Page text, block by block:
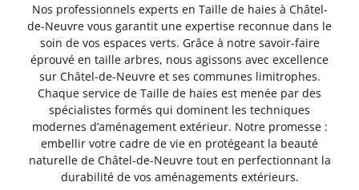
Nos professionnels experts en Taille de haies à Châtel-
de-Neuvre vous garantit une expertise reconnue dans le
soin de vos espaces verts. Grâce à notre savoir-faire
éprouvé en taille arbres, nous agissons avec excellence
sur Châtel-de-Neuvre et ses communes limitrophes.
Chaque service de Taille de haies est menée par des
spécialistes formés qui dominent les techniques
modernes d’aménagement extérieur. Notre promesse :
embellir votre cadre de vie en protégeant la beauté
naturelle de Châtel-de-Neuvre tout en perfectionnant la
durabilité de vos aménagements extérieurs.